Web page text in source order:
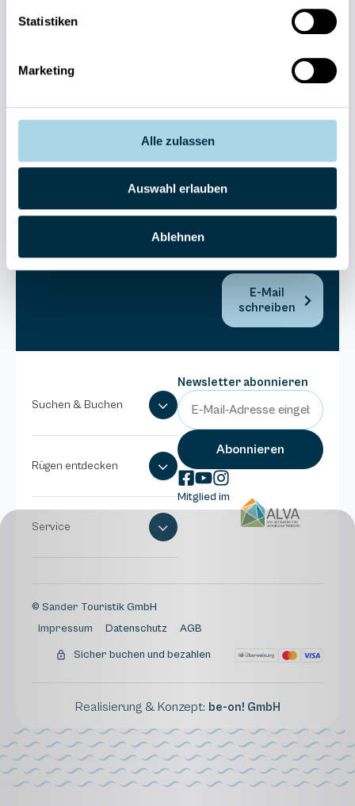
Statistiken
Marketing
Alle zulassen
Auswahl erlauben
Ablehnen
Fragen und Wünsche?
038393-
Anlage
Sterne
E-Mail
schreiben
Suchen & Buchen
Rügen entdecken
Service
Newsletter abonnieren
Mitglied im
© Sander Touristik GmbH
Impressum
Datenschutz AGB
Sicher buchen und bezahlen
Realisierung & Konzept: be-on! GmbH